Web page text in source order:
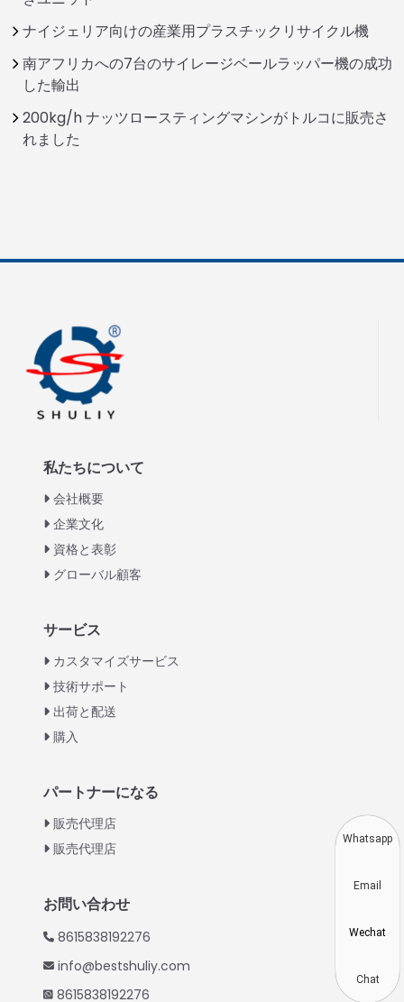
ナイジェリア向けの産業用プラスチックリサイクル機
南アフリカへの7台のサイレージベールラッパー機の成功
した輸出
200kg/h ナッツロースティングマシンがトルコに販売さ
れました
私たちについて
会社概要
企業文化
資格と表彰
グローバル顧客
サービス
カスタマイズサービス
技術サポート
出荷と配送
購入
パートナーになる
販売代理店
販売代理店
お問い合わせ
8615838192276
info@bestshuliy.com
8615838192276
Vietnamese
Whatsapp
Email
Wechat
Chat